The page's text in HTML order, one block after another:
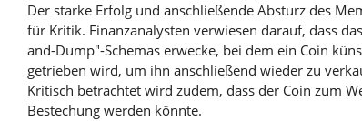
Der starke Erfolg und anschließende Absturz des
für Kritik. Finanzanalysten verwiesen darauf, dass
and-Dump"-Schemas erwecke, bei dem ein Coin
getrieben wird, um ihn anschließend wieder zu
Kritisch betrachtet wird zudem, dass der Coin zum
Bestechung werden könnte.